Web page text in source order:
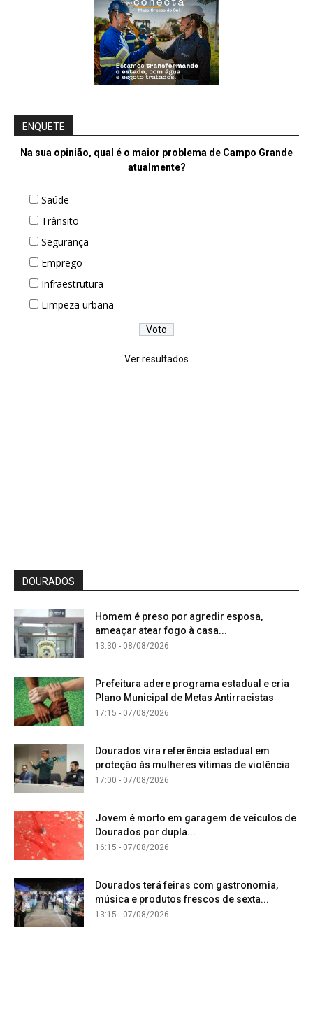
ENQUETE
Na sua opinião, qual é o maior problema de Campo Grande
atualmente?
Saúde
Trânsito
Segurança
Emprego
Infraestrutura
Limpeza urbana
Ver resultados
DOURADOS
Homem é preso por agredir esposa,
ameaçar atear fogo à casa...
13:30 - 08/08/2026
Prefeitura adere programa estadual e cria
Plano Municipal de Metas Antirracistas
17:15 - 07/08/2026
Dourados vira referência estadual em
proteção às mulheres vítimas de violência
17:00 - 07/08/2026
Jovem é morto em garagem de veículos de
Dourados por dupla...
16:15 - 07/08/2026
Dourados terá feiras com gastronomia,
música e produtos frescos de sexta...
13:15 - 07/08/2026